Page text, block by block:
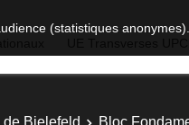
(statistiques anonymes).
Bielefeld
Bloc